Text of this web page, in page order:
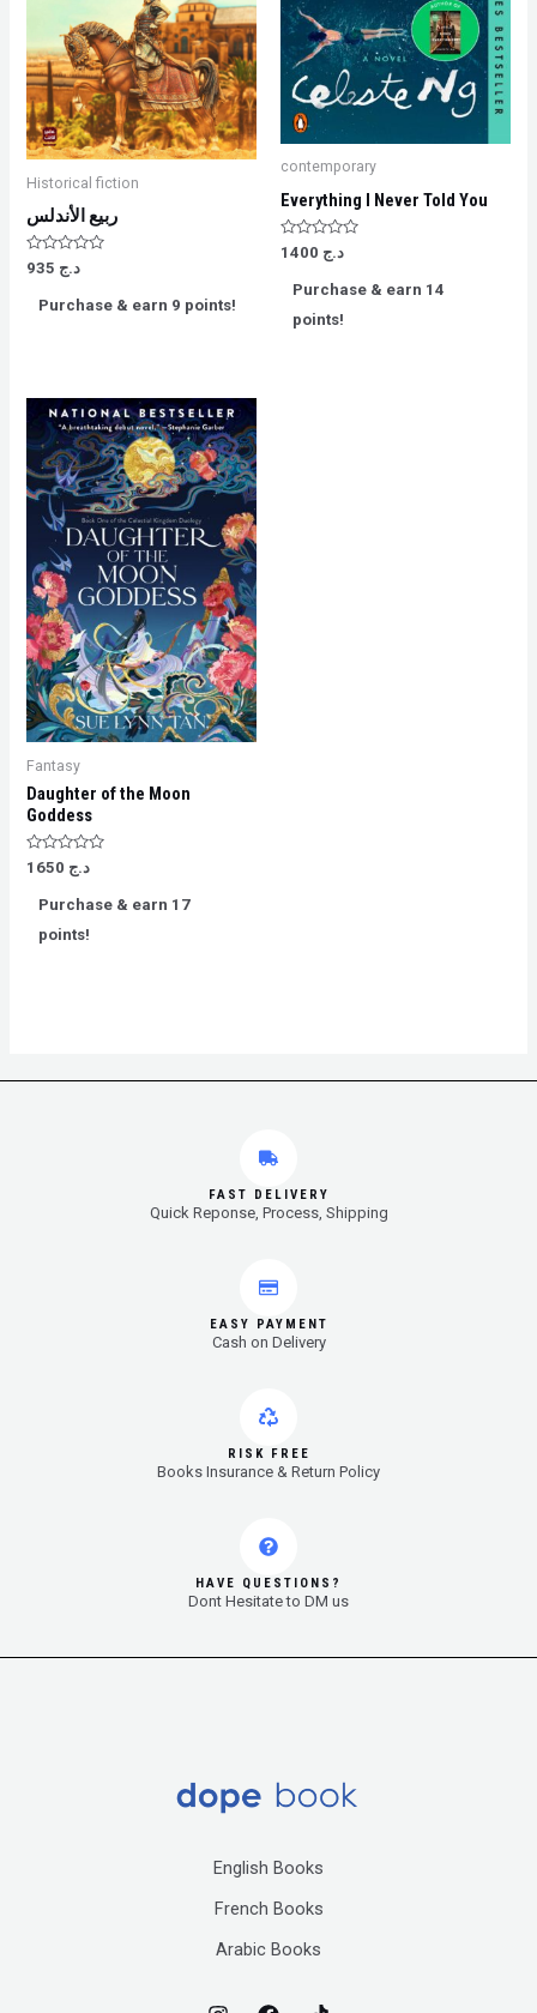
Historical fiction
ربيع الأندلس
Rated
0
of
د.ج
Purchase & earn 9 points!
contemporary
Everything I Never Told You
Rated
0
د.ج
Purchase & earn 14
points!
Fantasy
Daughter of the Moon
Goddess
Rated
0
of
د.ج
Purchase & earn 17
points!
FAST DELIVERY
Quick Reponse, Process, Shipping
EASY PAYMENT
Cash on Delivery
RISK FREE
Books Insurance & Return Policy
HAVE QUESTIONS?
Dont Hesitate to DM us
English Books
French Books
Arabic Books